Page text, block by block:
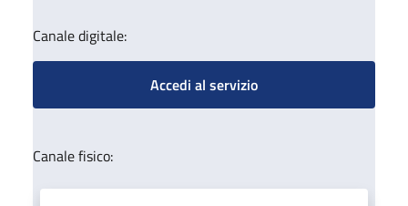
Canale digitale:
Accedi al servizio
Canale fisico: